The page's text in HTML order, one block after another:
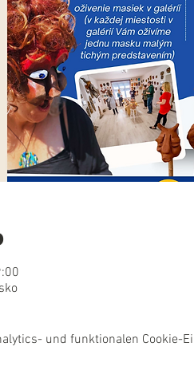
und funktionalen Cookie-